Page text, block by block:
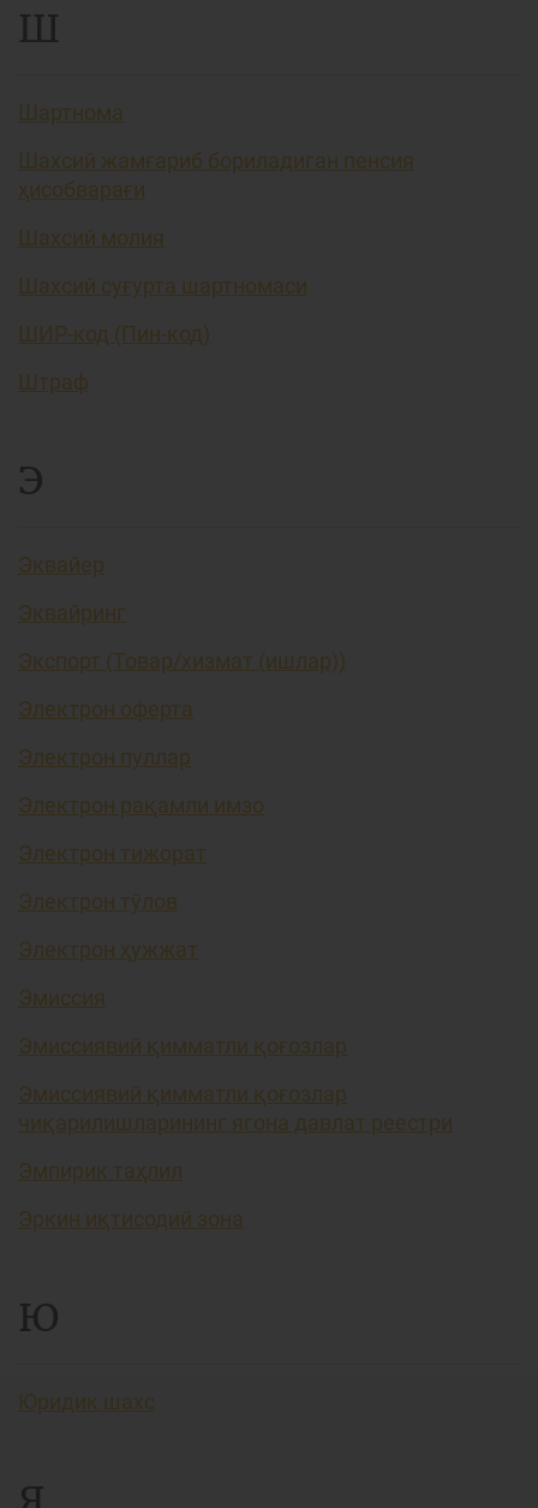
Ш
Шартнома
Шахсий жамғариб бориладиган пенсия
ҳисобварағи
Шахсий молия
Шахсий суғурта шартномаси
ШИР-код (Пин-код)
Штраф
Э
Эквайер
Эквайринг
Экспорт (Товар/хизмат (ишлар))
Электрон оферта
Электрон пуллар
Электрон рақамли имзо
Электрон тижорат
Электрон тўлов
Электрон ҳужжат
Эмиссия
Эмиссиявий қимматли қоғозлар
Эмиссиявий қимматли қоғозлар
чиқарилишларининг ягона давлат реестри
Эмпирик таҳлил
Эркин иқтисодий зона
Ю
Юридик шахс